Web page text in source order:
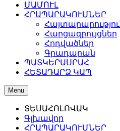
ՄԱՄՈՒԼ
ՀՐԱՊԱՐԱԿՈՒՄՆԵՐ
Հարցազրույցներ
Հոդվածներ
Գրադարան
ՊԱՏԿԵՐԱՍՐԱՀ
ՀԵՏԱԴԱՐՁ ԿԱՊ
Menu
ՏԵՍԱՀՈԼՈՎԱԿ
Գլխավոր
ՀՐԱՊԱՐԱԿՈՒՄՆԵՐ